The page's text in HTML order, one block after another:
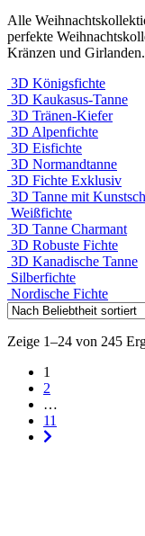
Alle
perfekte
Kränzen und Girlanden.
3D Königsfichte
3D Kaukasus-Tanne
3D Tränen-Kiefer
3D Alpenfichte
3D Eisfichte
3D Normandtanne
3D Fichte Exklusiv
3D Tanne mit
Weißfichte
3D Tanne Charmant
3D Robuste Fichte
3D Kanadische Tanne
Silberfichte
Nordische Fichte
Zeige 1–24 von 245
1
2
…
11